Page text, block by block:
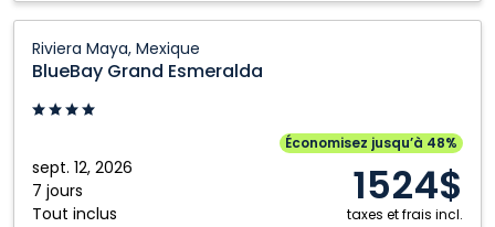
Riviera Maya, Mexique
BlueBay Grand Esmeralda
sept. 12, 2026
7 jours
Tout inclus
Économisez jusqu’à 48%
1524$
taxes et frais incl.
Grand
Esmeralda:
Riviera
Mexique